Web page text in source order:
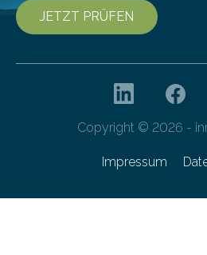
JETZT PRÜFEN
Copyright © 2026 -
Impressum